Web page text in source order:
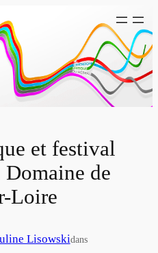
et festival
Domaine de
Loire
Lisowskidans